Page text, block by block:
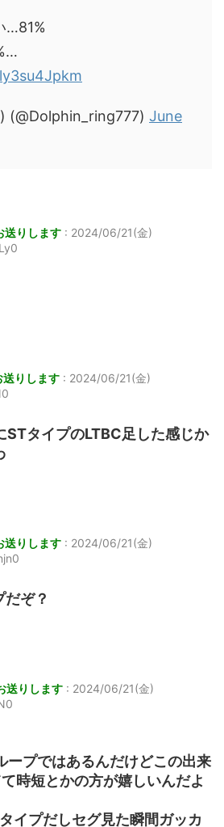
…81%
June
送りします : 2024/06/21(金)
送りします : 2024/06/21(金)
STタイプのLTBC足した感じか
送りします : 2024/06/21(金)
ぞ？
送りします : 2024/06/21(金)
ープではあるんだけどこの出来
時短とかの方が嬉しいんだよ
イプだしセグ見た瞬間ガッカ